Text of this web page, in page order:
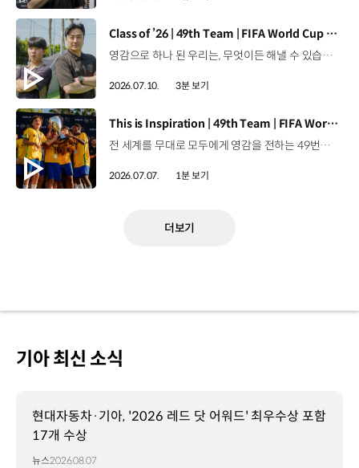
[동영상]
Class of ’26 | 49th Team | FIFA World Cup 2026™
영감으로 하나 된 우리는, 무엇이든 해낼 수 있습니다.세계 곳곳에서 모인 2026년의 주인공들이 FIFA 월드컵™ 오피셜 매치볼 캐리어로 꿈의 무대에 섰습니다. 자세히 보기 ▶ #Kia #InspirationConnectsUsAll #49thTeam #OMBC #FIFAWorldCup2026 유튜브 쇼츠 보기 >
2026.07.10. 3분 보기
[동영상]
This is Inspiration | 49th Team | FIFA World Cup 2026™
전 세계를 무대로 모두에게 영감을 전하는 49번째 팀.FIFA 월드컵 2026™을 향한 여정 속, 이제 사람들의 시선은 이 어린 스타들에게 향합니다. 자세히 보기 ▶ #Kia #InspirationConnectsUsAll #49thTeam #OMBC #FIFAWorldCup2026 유튜브 쇼츠 보기 >
2026.07.07. 1분 보기
더보기
기아 최신 소식
현대자동차·기아, '2026 레드 닷 어워드' 최우수상 포함
17개 수상
뉴스2026.08.07